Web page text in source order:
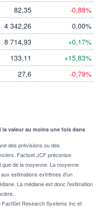
82,35 -0,88%
4 342,26 0,00%
8 714,93 +0,17%
133,11 +15,83%
27,6 -0,79%
valeur au moins une fois dans
des prévisions ou des
Factset JCF préconise
que de la moyenne. La moyenne
estimations extrêmes d'un
La médiane est donc l'estimation
Research Systems Inc et